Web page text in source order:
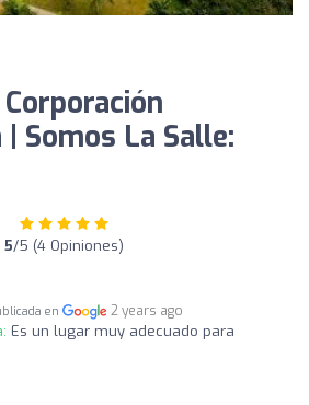
Somos La Salle:
5/5 (4 Opiniones)
en 2 years ago
Es un lugar muy adecuado para